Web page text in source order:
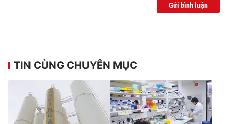
Gửi bình luận
TIN CÙNG CHUYÊN MỤC